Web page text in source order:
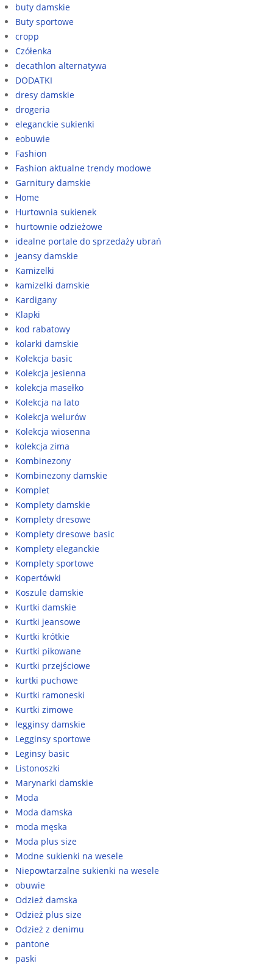
buty damskie
Buty sportowe
cropp
Czółenka
decathlon alternatywa
DODATKI
dresy damskie
drogeria
eleganckie sukienki
eobuwie
Fashion
Fashion aktualne trendy modowe
Garnitury damskie
Home
Hurtownia sukienek
hurtownie odzieżowe
idealne portale do sprzedaży ubrań
jeansy damskie
Kamizelki
kamizelki damskie
Kardigany
Klapki
kod rabatowy
kolarki damskie
Kolekcja basic
Kolekcja jesienna
kolekcja masełko
Kolekcja na lato
Kolekcja welurów
Kolekcja wiosenna
kolekcja zima
Kombinezony
Kombinezony damskie
Komplet
Komplety damskie
Komplety dresowe
Komplety dresowe basic
Komplety eleganckie
Komplety sportowe
Kopertówki
Koszule damskie
Kurtki damskie
Kurtki jeansowe
Kurtki krótkie
Kurtki pikowane
Kurtki przejściowe
kurtki puchowe
Kurtki ramoneski
Kurtki zimowe
legginsy damskie
Legginsy sportowe
Leginsy basic
Listonoszki
Marynarki damskie
Moda
Moda damska
moda męska
Moda plus size
Modne sukienki na wesele
Niepowtarzalne sukienki na wesele
obuwie
Odzież damska
Odzież plus size
Odzież z denimu
pantone
paski